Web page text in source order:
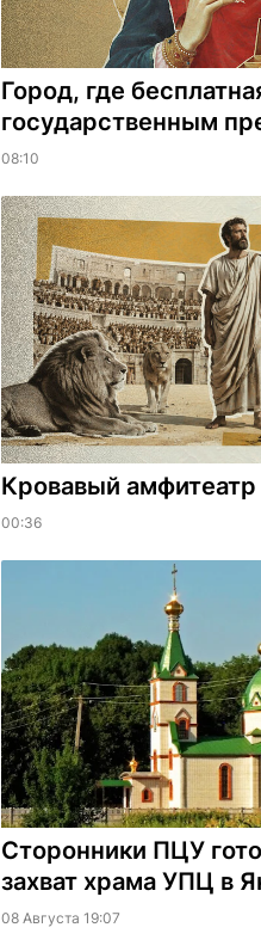
Город, где
государственным
08:10
​Кровавый амфитеатр
00:36
Сторонники ПЦУ
захват храма УПЦ в
08 Августа 19:07